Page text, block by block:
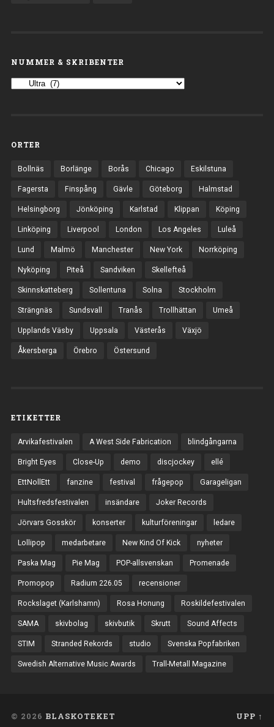
NUMMER & SKRIBENTER
ORTER
Bollnäs Borlänge Borås Chicago Eskilstuna
Fagersta Finspång Gävle Göteborg Halmstad
Helsingborg Jönköping Karlstad Klippan Köping
Linköping Liverpool London Los Angeles Luleå
Lund Malmö Manchester New York Norrköping
Nyköping Piteå Sandviken Skellefteå
Skinnskatteberg Sollentuna Solna Stockholm
Strängnäs Sundsvall Tranås Trollhättan Umeå
Upplands Väsby Uppsala Västerås Växjö
Åkersberga Örebro Östersund
ETIKETTER
Arvikafestivalen A West Side Fabrication blindgångarna
Bright Eyes Close-Up demo discjockey ellé
EttNollEtt fanzine festival frågepop Garageligan
Hultsfredsfestivalen insändare Joker Records
Jörvars Gosskör konserter kulturföreningar ledare
Lollipop medarbetare New Kind Of Kick nyheter
Paska Mag Pie Mag POP-allsvenskan Promenade
Promopop Radium 226.05 recensioner
Rockslaget (Karlshamn) Rosa Honung Roskildefestivalen
SAMA skivbolag skivbutik Skrutt Sound Affects
STIM Stranded Rekords studio Svenska Popfabriken
Swedish Alternative Music Awards Trall-Metall Magazine
© 2026 BLASKOTEKET UPP ↑